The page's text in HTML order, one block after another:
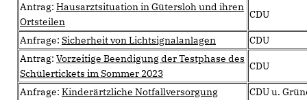
Antrag: Hausarztsituation in Gütersloh und ihren
Ortsteilen
CDU
Anfrage: Sicherheit von Lichtsignalanlagen
CDU
Antrag: Vorzeitige Beendigung der Testphase des
Schülertickets im Sommer 2023
CDU
Anfrage: Kinderärtzliche Notfallversorgung
CDU u.